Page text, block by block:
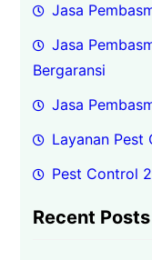
Jasa
Jasa
Bergaransi
Jasa
Layanan Pest
Pest Control
Recent Posts